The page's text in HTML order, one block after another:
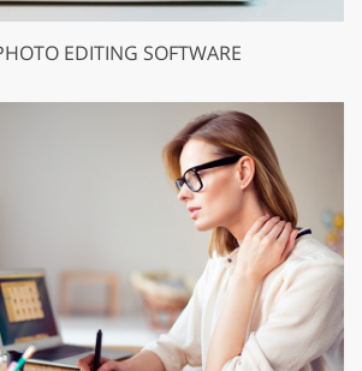
EDITING SOFTWARE